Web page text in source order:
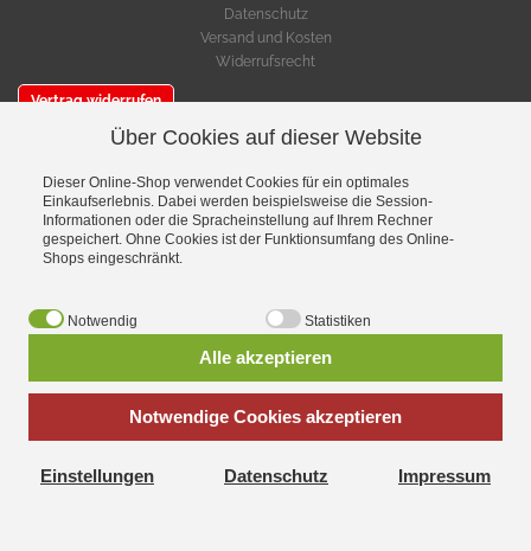
Datenschutz
Versand und Kosten
Widerrufsrecht
Vertrag widerrufen
SERVICE
Warenkorb
Cookie-Einstellungen bearbeiten
VERSAND- & ZAHLUNGSMETHODEN
Über Cookies auf dieser Website
Dieser Online-Shop verwendet Cookies für ein optimales
Einkaufserlebnis. Dabei werden beispielsweise die Session-
Informationen oder die Spracheinstellung auf Ihrem Rechner
gespeichert. Ohne Cookies ist der Funktionsumfang des Online-
Shops eingeschränkt.
Notwendig Statistiken
Alle akzeptieren
Notwendige Cookies akzeptieren
Einstellungen Datenschutz Impressum